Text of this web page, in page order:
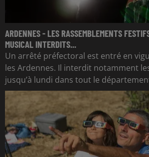
ARDENNES - LES RASSEMBLEMENTS
MUSICAL INTERDITS...
Un arrêté préfectoral est entré en
les Ardennes. Il interdit notamment
jusqu’à lundi dans tout le